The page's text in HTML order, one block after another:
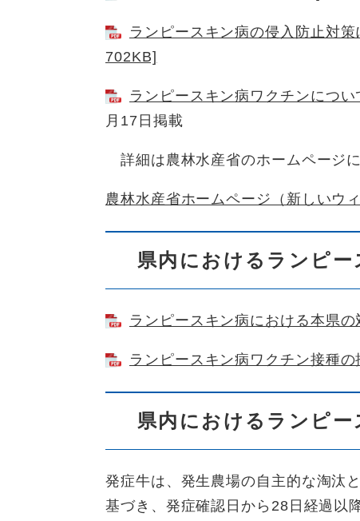
ランピースキン病の侵入防止対
702KB]
ランピースキン病ワクチンにつ
月17日掲載
詳細は農林水産省のホームページに
農林水産省ホームページ（新しいウ
県内におけるランピ
ランピースキン病における本県
ランピースキン病ワクチン接種
県内におけるランピ
発症牛は、発生農場の自主的な淘汰
基づき、発症確認日から28日経過以